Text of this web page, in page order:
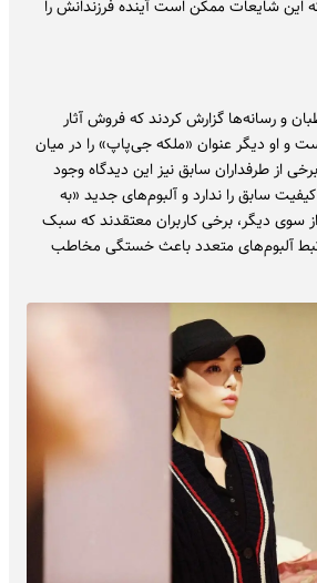
این شایعات ممکن است آینده فرزندانش را
و رسانه‌ها گزارش کردند که فروش آثار
و او دیگر عنوان «‌ملکه جی‌پاپ» را در میان
از طرفداران سابق نیز این دیدگاه وجود
سابق را ندارد و آلبوم‌های جدید «به
سوی دیگر، برخی کاربران معتقدند که سبک
مرتبط آلبوم‌های متعدد باعث خستگی مخاطب